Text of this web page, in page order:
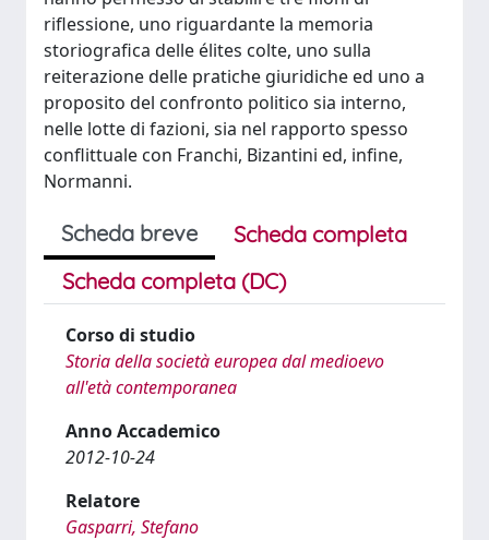
riflessione, uno riguardante la memoria
storiografica delle élites colte, uno sulla
reiterazione delle pratiche giuridiche ed uno a
proposito del confronto politico sia interno,
nelle lotte di fazioni, sia nel rapporto spesso
conflittuale con Franchi, Bizantini ed, infine,
Normanni.
Scheda breve
Scheda completa
Scheda completa (DC)
Corso di studio
Storia della società europea dal medioevo
all'età contemporanea
Anno Accademico
2012-10-24
Relatore
Gasparri, Stefano